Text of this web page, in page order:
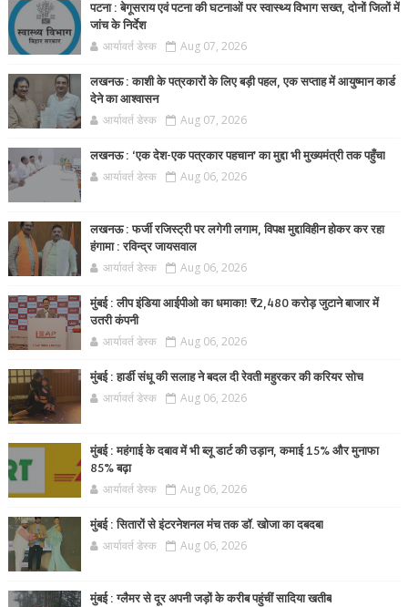
पटना : बेगूसराय एवं पटना की घटनाओं पर स्वास्थ्य विभाग सख्त, दोनों जिलों में
जांच के निर्देश
आर्यावर्त डेस्क Aug 07, 2026
लखनऊ : काशी के पत्रकारों के लिए बड़ी पहल, एक सप्ताह में आयुष्मान कार्ड
देने का आश्वासन
आर्यावर्त डेस्क Aug 07, 2026
लखनऊ : ‘एक देश-एक पत्रकार पहचान’ का मुद्दा भी मुख्यमंत्री तक पहुँचा
आर्यावर्त डेस्क Aug 06, 2026
लखनऊ : फर्जी रजिस्ट्री पर लगेगी लगाम, विपक्ष मुद्दाविहीन होकर कर रहा
हंगामा : रविन्द्र जायसवाल
आर्यावर्त डेस्क Aug 06, 2026
मुंबई : लीप इंडिया आईपीओ का धमाका! ₹2,480 करोड़ जुटाने बाजार में
उतरी कंपनी
आर्यावर्त डेस्क Aug 06, 2026
मुंबई : हार्डी संधू की सलाह ने बदल दी रेवती महुरकर की करियर सोच
आर्यावर्त डेस्क Aug 06, 2026
मुंबई : महंगाई के दबाव में भी ब्लू डार्ट की उड़ान, कमाई 15% और मुनाफा
85% बढ़ा
आर्यावर्त डेस्क Aug 06, 2026
मुंबई : सितारों से इंटरनेशनल मंच तक डॉ. खोजा का दबदबा
आर्यावर्त डेस्क Aug 06, 2026
मुंबई : ग्लैमर से दूर अपनी जड़ों के करीब पहुंचीं सादिया खतीब